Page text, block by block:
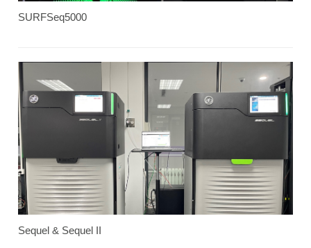
SURFSeq5000
Sequel & Sequel II